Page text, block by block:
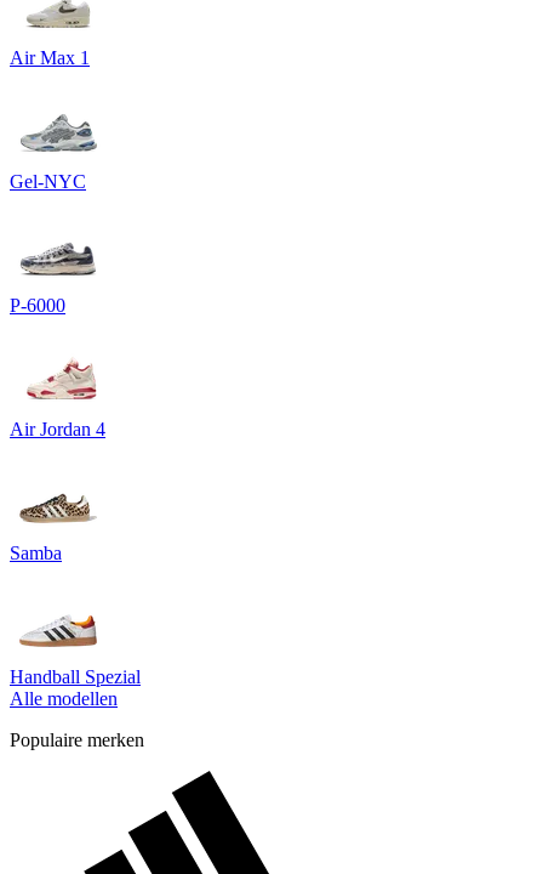
Air Max 1
Gel-NYC
P-6000
Air Jordan 4
Samba
Handball Spezial
Alle modellen
Populaire merken